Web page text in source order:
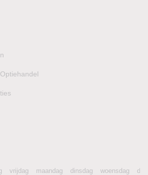
vrijdag maandag dinsdag woensdag